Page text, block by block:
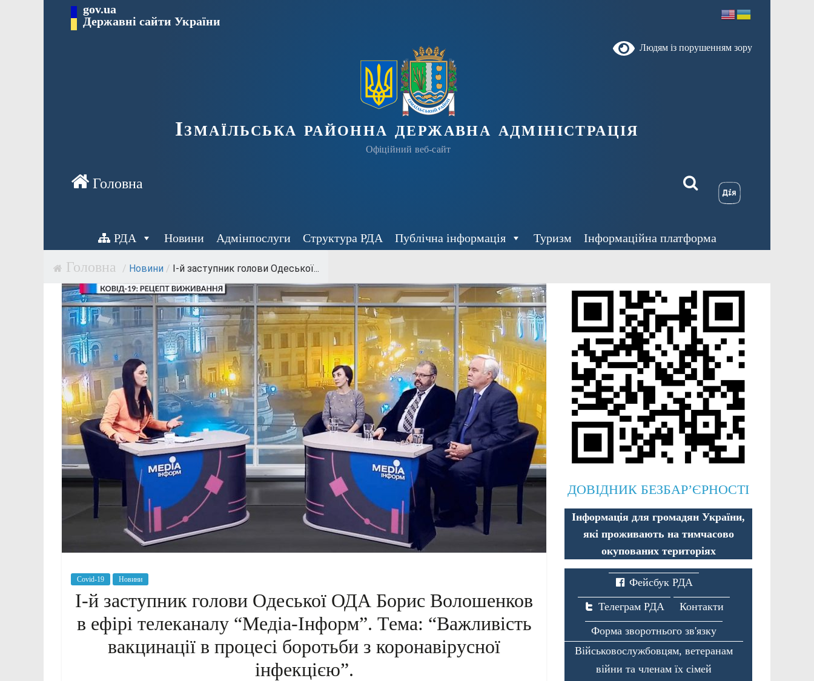
gov.ua
Державні сайти України
Людям із порушенням зору
Ізмаїльська районна державна адміністрація
Офіційний веб-сайт
РДА Новини Адмінпослуги Структура РДА Публічна інформація Туризм Інформаційна платформа
/ Новини / І-й заступник голови Одеської...
Covid-19 Новини
І-й заступник голови Одеської ОДА Борис Волошенков
в ефірі телеканалу “Медіа-Інформ”. Тема: “Важливість
вакцинації в процесі боротьби з коронавірусної
інфекцією”.
ДОВІДНИК БЕЗБАР’ЄРНОСТІ
Інформація для громадян України,
які проживають на тимчасово
окупованих територіях
Фейсбук РДА
Телеграм РДА
Контакти
Форма зворотнього зв'язку
Військовослужбовцям, ветеранам
війни та членам їх сімей